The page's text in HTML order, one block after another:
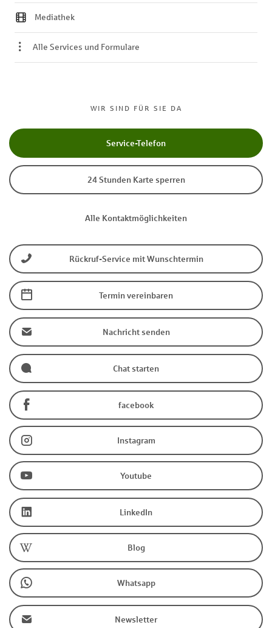
WIR SIND FÜR SIE DA
Service-Telefon
24 Stunden Karte sperren
Alle Kontaktmöglichkeiten
Rückruf-Service mit Wunschtermin
Termin vereinbaren
Nachricht senden
Chat starten
facebook
Instagram
Youtube
LinkedIn
Blog
Whatsapp
Newsletter
Mediathek
Alle Services und Formulare